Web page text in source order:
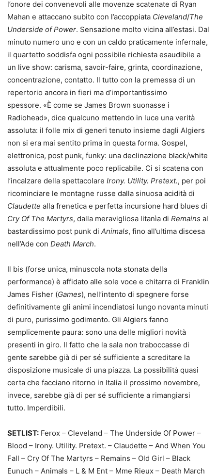
l’onore dei convenevoli alle movenze scatenate di Ryan
Mahan e attaccano subito con l’accoppiata Cleveland/The
Underside of Power. Sensazione molto vicina all’estasi. Dal
minuto numero uno e con un caldo praticamente infernale,
il quartetto soddisfa ogni possibile richiesta esaudibile a
un live show: carisma, savoir-faire, grinta, coordinazione,
concentrazione, contatto. Il tutto con la premessa di un
repertorio ancora in fieri ma d’importantissimo
spessore. «È come se James Brown suonasse i
Radiohead», dice qualcuno mettendo in luce una verità
assoluta: il folle mix di generi tenuto insieme dagli Algiers
non si era mai sentito prima in questa forma. Gospel,
elettronica, post punk, funky: una declinazione black/white
assoluta e attualmente poco replicabile. Ci si scatena con
l’incalzare della spettacolare Irony. Utility. Pretext., per poi
ricominciare le montagne russe dalla sinuosa acidità di
Claudette alla frenetica e perfetta incursione hard blues di
Cry Of The Martyrs, dalla meravigliosa litanìa di Remains al
bastardissimo post punk di Animals, fino all’ultima discesa
nell’Ade con Death March.
Il bis (forse unica, minuscola nota stonata della
performance) è affidato alle sole voce e chitarra di Franklin
James Fisher (Games), nell’intento di spegnere forse
definitivamente gli animi incendiatosi lungo novanta minuti
di puro, purissimo godimento. Gli Algiers fanno
semplicemente paura: sono una delle migliori novità
presenti in giro. Il fatto che la sala non traboccasse di
gente sarebbe già di per sé sufficiente a screditare la
disposizione musicale di una piazza. La possibilità quasi
certa che facciano ritorno in Italia il prossimo novembre,
invece, sarebbe già di per sé sufficiente a rimangiarsi
tutto. Imperdibili.
SETLIST: Ferox – Cleveland – The Underside Of Power –
Blood – Irony. Utility. Pretext. – Claudette – And When You
Fall – Cry Of The Martyrs – Remains – Old Girl – Black
Eunuch – Animals – L & M Ent – Mme Rieux – Death March